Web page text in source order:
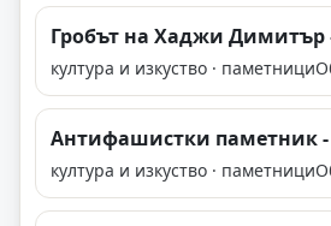
Гробът на Хаджи Димитър
култура и изкуство · паметници
Антифашистки паметник -
култура и изкуство · паметници